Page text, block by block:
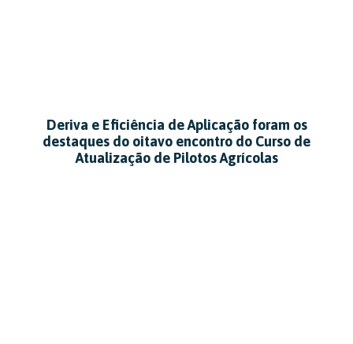
Deriva e Eficiência de Aplicação foram os
destaques do oitavo encontro do Curso de
Atualização de Pilotos Agrícolas